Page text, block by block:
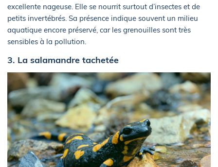
excellente nageuse. Elle se nourrit surtout d’insectes et de
petits invertébrés. Sa présence indique souvent un milieu
aquatique encore préservé, car les grenouilles sont très
sensibles à la pollution.
3. La salamandre tachetée